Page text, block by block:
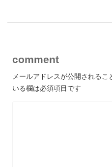
comment
メールアドレスが公開されるこ
いる欄は必須項目です